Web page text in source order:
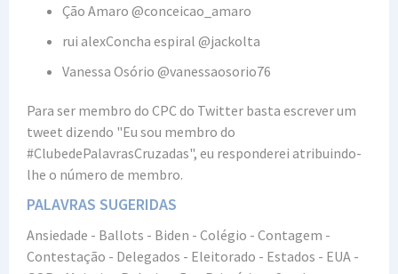
Ção Amaro @conceicao_amaro
rui alexConcha espiral @jackolta
Vanessa Osório @vanessaosorio76
Para ser membro do CPC do Twitter basta escrever um
tweet dizendo "Eu sou membro do
#ClubedePalavrasCruzadas", eu responderei atribuindo-
lhe o número de membro.
PALAVRAS SUGERIDAS
Ansiedade - Ballots - Biden - Colégio - Contagem -
Contestação - Delegados - Eleitorado - Estados - EUA -